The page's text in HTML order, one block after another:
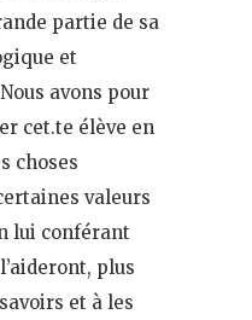
partie de sa
et
avons pour
cet.te élève en
choses
valeurs
lui conférant
plus
et à les